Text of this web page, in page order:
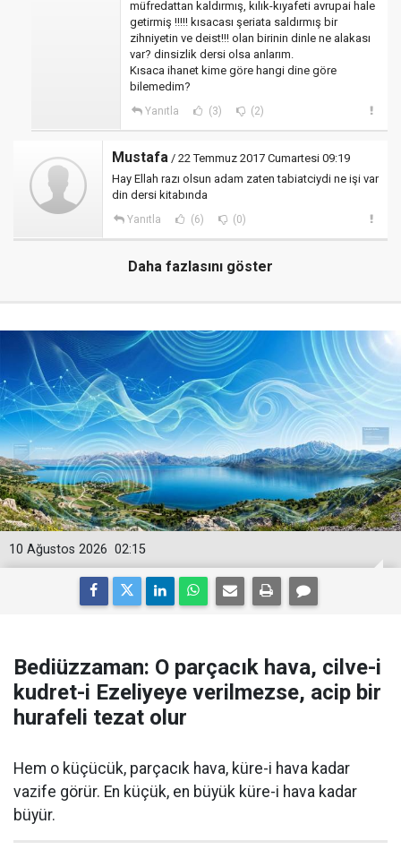
müfredattan kaldırmış, kılık-kıyafeti avrupai hale
getirmiş !!!!! kısacası şeriata saldırmış bir
zihniyetin ve deist!!! olan birinin dinle ne alakası
var? dinsizlik dersi olsa anlarım.
Kısaca ihanet kime göre hangi dine göre
bilemedim?
Yanıtla (3) (2)
Mustafa / 22 Temmuz 2017 Cumartesi 09:19
Hay Ellah razı olsun adam zaten tabiatciydi ne işi var
din dersi kitabında
Yanıtla (6) (0)
Daha fazlasını göster
02:15
10 Ağustos 2026
Bediüzzaman: O parçacık hava, cilve-i
kudret-i Ezeliyeye verilmezse, acip bir
hurafeli tezat olur
Hem o küçücük, parçacık hava, küre-i hava kadar
vazife görür. En küçük, en büyük küre-i hava kadar
büyür.